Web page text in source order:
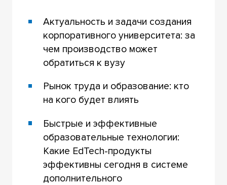
Актуальность и задачи создания
корпоративного университета: за
чем производство может
обратиться к вузу
Рынок труда и образование: кто
на кого будет влиять
Быстрые и эффективные
образовательные технологии:
Какие EdTech-продукты
эффективны сегодня в системе
дополнительного